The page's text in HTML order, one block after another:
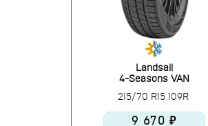
Landsail
4-Seasons VAN
215/70 R15 109R
9 670 ₽